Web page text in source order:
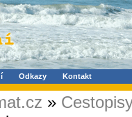
Odkazy Kontakt
»